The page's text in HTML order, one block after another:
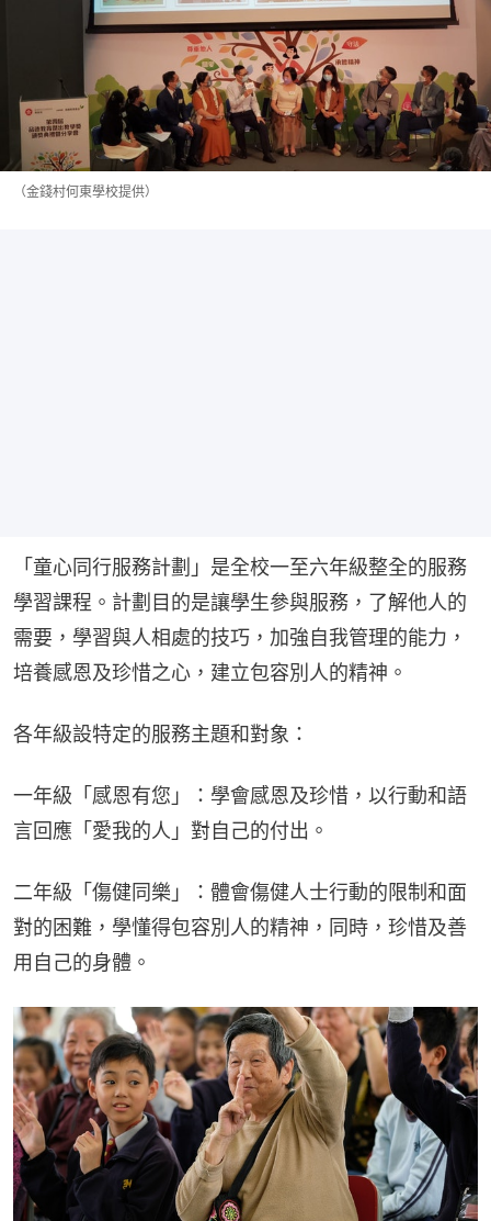
（金錢村何東學校提供）
「童心同行服務計劃」是全校一至六年級整全的服務
學習課程。計劃目的是讓學生參與服務，了解他人的
需要，學習與人相處的技巧，加強自我管理的能力，
培養感恩及珍惜之心，建立包容別人的精神。
各年級設特定的服務主題和對象：
一年級「感恩有您」：學會感恩及珍惜，以行動和語
言回應「愛我的人」對自己的付出。
二年級「傷健同樂」：體會傷健人士行動的限制和面
對的困難，學懂得包容別人的精神，同時，珍惜及善
用自己的身體。